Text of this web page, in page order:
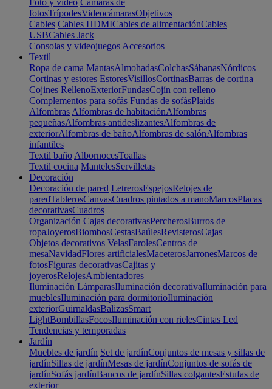
Foto y vídeo Cámaras de
fotosTrípodesVideocámarasObjetivos
Cables Cables HDMICables de alimentaciónCables
USBCables Jack
Consolas y videojuegos Accesorios
Textil
Ropa de cama MantasAlmohadasColchasSábanasNórdicos
Cortinas y estores EstoresVisillosCortinasBarras de cortina
Cojines RellenoExteriorFundasCojín con relleno
Complementos para sofás Fundas de sofásPlaids
Alfombras Alfombras de habitaciónAlfombras
pequeñasAlfombras antideslizantesAlfombras de
exteriorAlfombras de bañoAlfombras de salónAlfombras
infantiles
Textil baño AlbornocesToallas
Textil cocina MantelesServilletas
Decoración
Decoración de pared LetrerosEspejosRelojes de
paredTablerosCanvasCuadros pintados a manoMarcosPlacas
decorativasCuadros
Organización Cajas decorativasPercherosBurros de
ropaJoyerosBiombosCestasBaúlesRevisterosCajas
Objetos decorativos VelasFarolesCentros de
mesaNavidadFlores artificialesMaceterosJarronesMarcos de
fotosFiguras decorativasCajitas y
joyerosRelojesAmbientadores
Iluminación LámparasIluminación decorativaIluminación para
mueblesIluminación para dormitorioIluminación
exteriorGuirnaldasBalizasSmart
LightBombillasFocosIluminación con rielesCintas Led
Tendencias y temporadas
Jardín
Muebles de jardín Set de jardínConjuntos de mesas y sillas de
jardínSillas de jardínMesas de jardínConjuntos de sofás de
jardínSofás jardínBancos de jardínSillas colgantesEstufas de
exterior